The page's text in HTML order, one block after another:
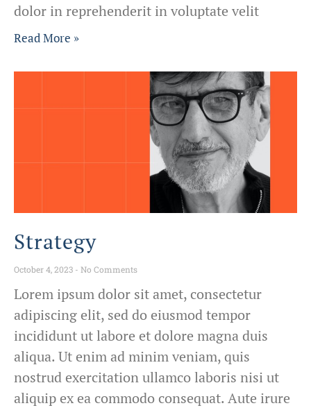
dolor in reprehenderit in voluptate velit
Read More »
Strategy
October 4, 2023 No Comments
Lorem ipsum dolor sit amet, consectetur
adipiscing elit, sed do eiusmod tempor
incididunt ut labore et dolore magna duis
aliqua. Ut enim ad minim veniam, quis
nostrud exercitation ullamco laboris nisi ut
aliquip ex ea commodo consequat. Aute irure